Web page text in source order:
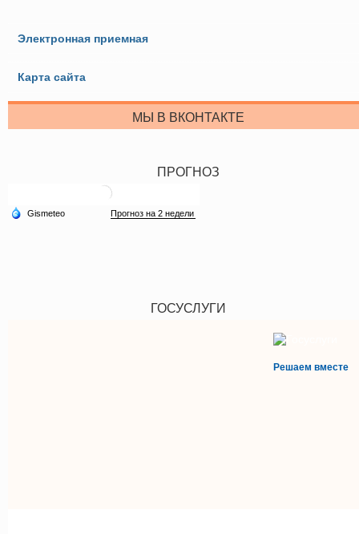
Электронная приемная
Карта сайта
МЫ В ВКОНТАКТЕ
ПРОГНОЗ
ГОСУСЛУГИ
Решаем вместе